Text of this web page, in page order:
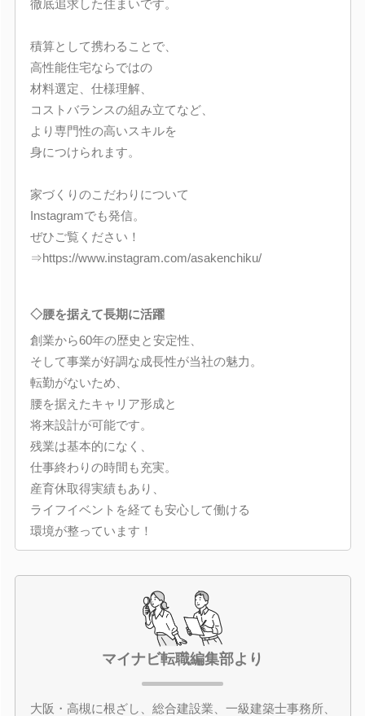
徹底追求した住まいです。
積算として携わることで、
高性能住宅ならではの
材料選定、仕様理解、
コストバランスの組み立てなど、
より専門性の高いスキルを
身につけられます。
家づくりのこだわりについて
Instagramでも発信。
ぜひご覧ください！
⇒https://www.instagram.com/asakenchiku/
◇腰を据えて長期に活躍
創業から60年の歴史と安定性、
そして事業が好調な成長性が当社の魅力。
転勤がないため、
腰を据えたキャリア形成と
将来設計が可能です。
残業は基本的になく、
仕事終わりの時間も充実。
産育休取得実績もあり、
ライフイベントを経ても安心して働ける
環境が整っています！
マイナビ転職編集部より
大阪・高槻に根ざし、総合建設業、一級建築士事務所、